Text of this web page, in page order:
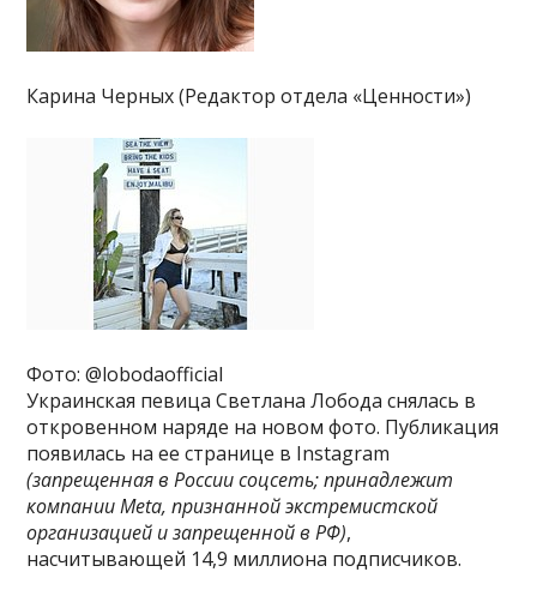
Карина Черных (Редактор отдела «Ценности»)
Фото: @lobodaofficial
Украинская певица Светлана Лобода снялась в
откровенном наряде на новом фото. Публикация
появилась на ее странице в Instagram
(запрещенная в России соцсеть; принадлежит
компании Meta, признанной экстремистской
организацией и запрещенной в РФ),
насчитывающей 14,9 миллиона подписчиков.